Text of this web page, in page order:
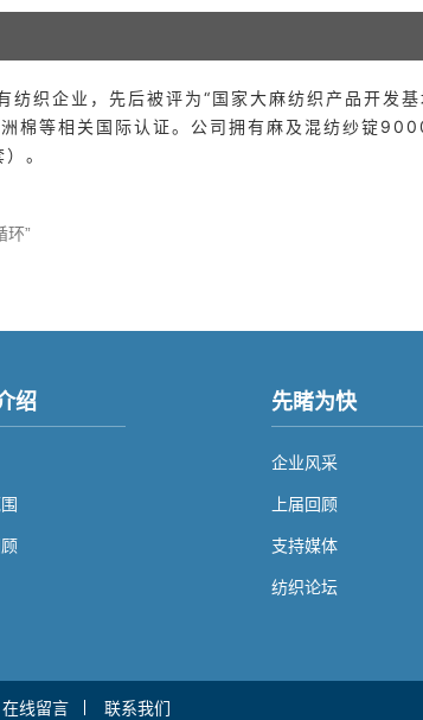
织企业，先后被评为“国家大麻纺织产品开发
棉等相关国际认证。公司拥有麻及混纺纱锭
。
环”
绍
顾
先睹为快
企业风采
上届回顾
支持媒体
纺织论坛
在线留言 联系我们